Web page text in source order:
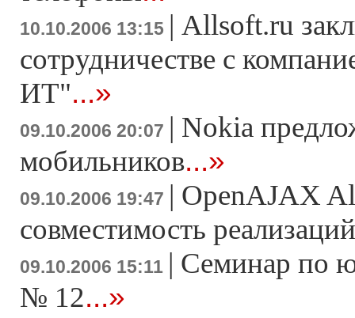
10.10.2006 13:15 | Allsoft.ru
сотрудничестве с
ИТ"...»
09.10.2006 20:07 | Nokia
мобильников...»
09.10.2006 19:47 | OpenAJAX
совместимость
09.10.2006 15:11 | Семинар по
№ 12...»